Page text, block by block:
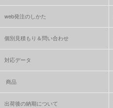
web発注のしかた
個別見積もり＆問い合わせ
対応データ
商品
出荷後の納期について